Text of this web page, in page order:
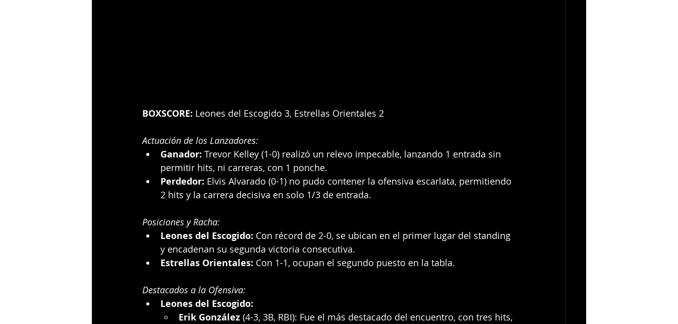
BOXSCORE: Leones del Escogido 3, Estrellas Orientales 2
Actuación de los Lanzadores:
Ganador: Trevor Kelley (1-0) realizó un relevo impecable, lanzando 1 entrada sin
permitir hits, ni carreras, con 1 ponche.
Perdedor: Elvis Alvarado (0-1) no pudo contener la ofensiva escarlata, permitiendo
2 hits y la carrera decisiva en solo 1/3 de entrada.
Posiciones y Racha:
Leones del Escogido: Con récord de 2-0, se ubican en el primer lugar del standing
y encadenan su segunda victoria consecutiva.
Estrellas Orientales: Con 1-1, ocupan el segundo puesto en la tabla.
Destacados a la Ofensiva:
Leones del Escogido:
Erik González (4-3, 3B, RBI): Fue el más destacado del encuentro, con tres hits,